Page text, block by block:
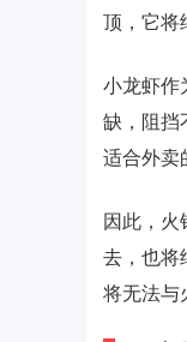
顶，它将
小龙虾作
缺，阻挡
适合外卖
因此，
去，也将
将无法与